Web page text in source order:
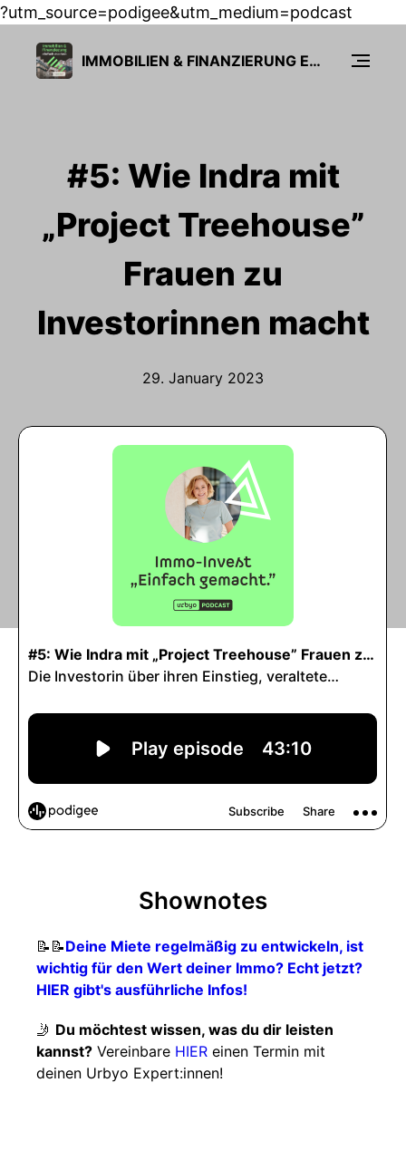
?utm_source=podigee&utm_medium=podcast
IMMOBILIEN & FINANZIERUNG EINFACH MACHEN
#5: Wie Indra mit
„Project Treehouse”
Frauen zu
Investorinnen macht
29. January 2023
Shownotes
📝📝Deine Miete regelmäßig zu entwickeln, ist
wichtig für den Wert deiner Immo? Echt jetzt?
HIER gibt's ausführliche Infos!
🤳 Du möchtest wissen, was du dir leisten
kannst? Vereinbare HIER einen Termin mit
deinen Urbyo Expert:innen!